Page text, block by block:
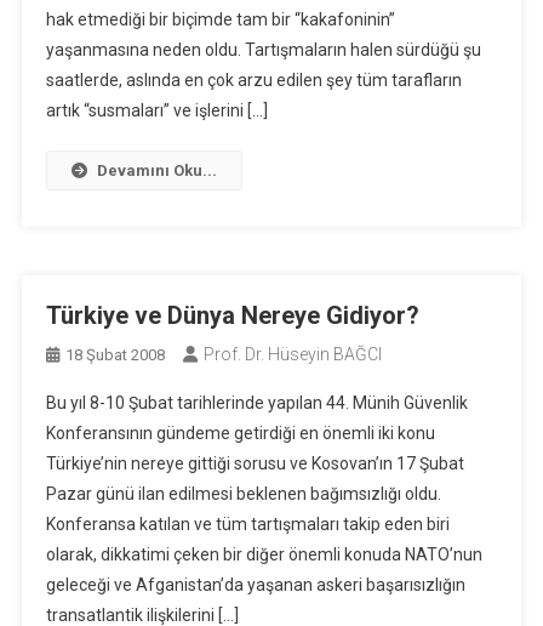
hak etmediği bir biçimde tam bir “kakafoninin”
yaşanmasına neden oldu. Tartışmaların halen sürdüğü şu
saatlerde, aslında en çok arzu edilen şey tüm tarafların
artık “susmaları” ve işlerini […]
Devamını Oku...
Türkiye ve Dünya Nereye Gidiyor?
18 Şubat 2008 Prof. Dr. Hüseyin BAĞCI
Bu yıl 8-10 Şubat tarihlerinde yapılan 44. Münih Güvenlik
Konferansının gündeme getirdiği en önemli iki konu
Türkiye’nin nereye gittiği sorusu ve Kosovan’ın 17 Şubat
Pazar günü ilan edilmesi beklenen bağımsızlığı oldu.
Konferansa katılan ve tüm tartışmaları takip eden biri
olarak, dikkatimi çeken bir diğer önemli konuda NATO’nun
geleceği ve Afganistan’da yaşanan askeri başarısızlığın
transatlantik ilişkilerini […]